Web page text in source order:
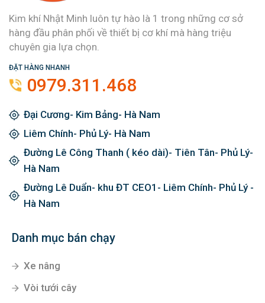
Kim khí Nhật Minh luôn tự hào là 1 trong những cơ sở
hàng đầu phân phối về thiết bị cơ khí mà hàng triệu
chuyên gia lựa chọn.
ĐẶT HÀNG NHANH
0979.311.468
Đại Cương- Kim Bảng- Hà Nam
Liêm Chính- Phủ Lý- Hà Nam
Đường Lê Công Thanh ( kéo dài)- Tiên Tân- Phủ Lý-
Hà Nam
Đường Lê Duẩn- khu ĐT CEO1- Liêm Chính- Phủ Lý -
Hà Nam
Danh mục bán chạy
Xe nâng
Vòi tưới cây